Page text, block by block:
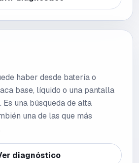
haber desde batería o
base, líquido o una pantalla
Es una búsqueda de alta
una de las que más
diagnóstico